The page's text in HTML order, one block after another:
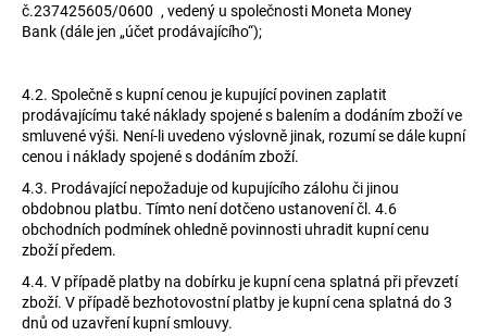
č.237425605/0600 , vedený u společnosti Moneta Money
Bank (dále jen „účet prodávajícího“);
4.2. Společně s kupní cenou je kupující povinen zaplatit
prodávajícímu také náklady spojené s balením a dodáním zboží ve
smluvené výši. Není-li uvedeno výslovně jinak, rozumí se dále kupní
cenou i náklady spojené s dodáním zboží.
4.3. Prodávající nepožaduje od kupujícího zálohu či jinou
obdobnou platbu. Tímto není dotčeno ustanovení čl. 4.6
obchodních podmínek ohledně povinnosti uhradit kupní cenu
zboží předem.
4.4. V případě platby na dobírku je kupní cena splatná při převzetí
zboží. V případě bezhotovostní platby je kupní cena splatná do 3
dnů od uzavření kupní smlouvy.